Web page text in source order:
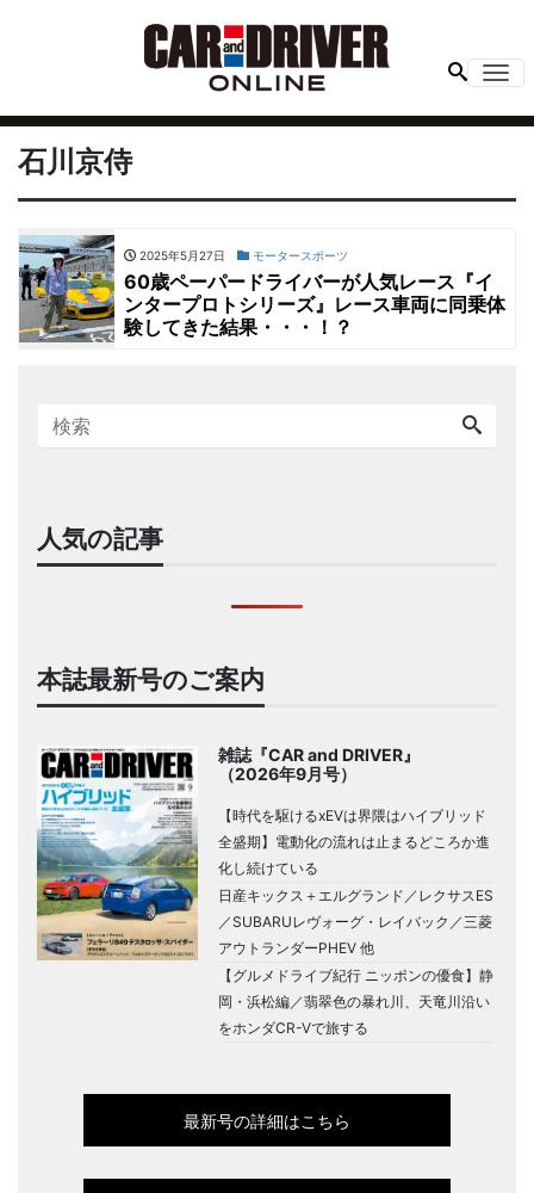
石川京侍
2025年5月27日 モータースポーツ
60歳ペーパードライバーが人気レース『イ
ンタープロトシリーズ』レース車両に同乗体
験してきた結果・・・！？
人気の記事
本誌最新号のご案内
雑誌『CAR and DRIVER』
（2026年9月号）
【時代を駆けるxEVは界隈はハイブリッド
全盛期】電動化の流れは止まるどころか進
化し続けている
日産キックス＋エルグランド／レクサスES
／SUBARUレヴォーグ・レイバック／三菱
アウトランダーPHEV 他
【グルメドライブ紀行 ニッポンの優食】静
岡・浜松編／翡翠色の暴れ川、天竜川沿い
をホンダCR-Vで旅する
最新号の詳細はこちら